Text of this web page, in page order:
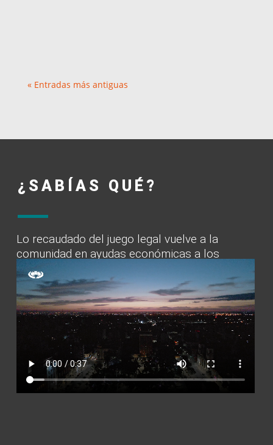
« Entradas más antiguas
¿SABÍAS QUÉ?
Lo recaudado del juego legal vuelve a la
comunidad en ayudas económicas a los
sectores que más lo necesitan.